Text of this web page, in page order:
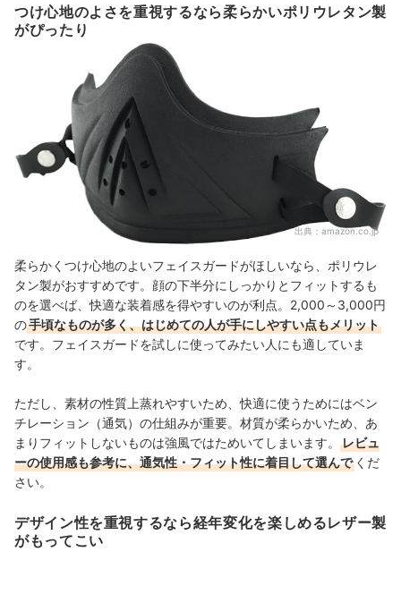
つけ心地のよさを重視するなら柔らかいポリウレタン製
がぴったり
出典： amazon.co.jp
柔らかくつけ心地のよいフェイスガードがほしいなら、ポリウレ
タン製がおすすめです。顔の下半分にしっかりとフィットするも
のを選べば、快適な装着感を得やすいのが利点。2,000～3,000円
の手頃なものが多く、はじめての人が手にしやすい点もメリット
です。フェイスガードを試しに使ってみたい人にも適していま
す。
ただし、素材の性質上蒸れやすいため、快適に使うためにはベン
チレーション（通気）の仕組みが重要。材質が柔らかいため、あ
まりフィットしないものは強風ではためいてしまいます。
レビュ
ーの使用感も参考に、通気性・フィット性に着目して選んで くだ
さい。
デザイン性を重視するなら経年変化を楽しめるレザー製
がもってこい